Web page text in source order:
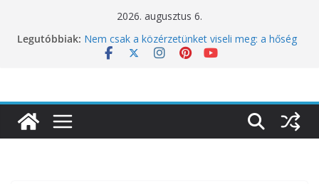
content
2026. augusztus 6.
Legutóbbiak: Nem csak a közérzetünket viseli meg: a hőség
a koncentrációt is próbára teszi
Déli Part Gasztronómiai Sajtóesemény
10 éves lett a Botanica: a világ legjobb